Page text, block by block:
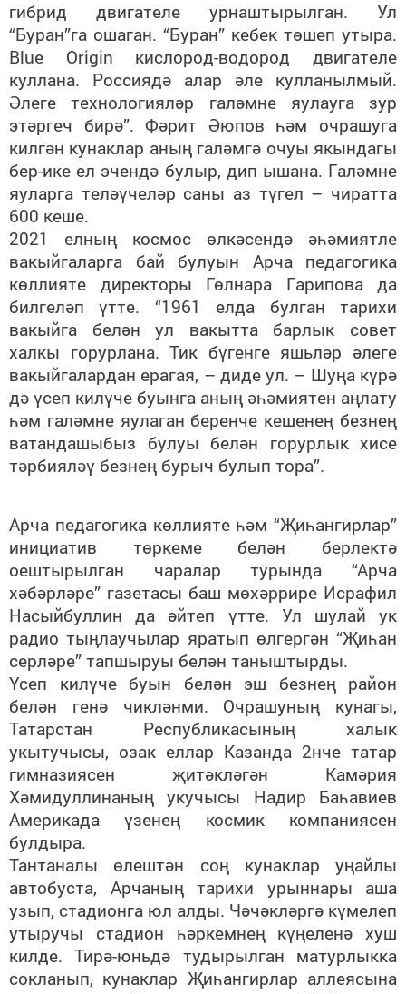
гибрид двигателе урнаштырылган. Ул
“Буран”га ошаган. “Буран” кебек төшеп утыра.
Blue Origin кислород-водород двигателе
куллана. Россиядә алар әле кулланылмый.
Әлеге технологияләр галәмне яулауга зур
этәргеч бирә”. Фәрит Әюпов һәм очрашуга
килгән кунаклар аның галәмгә очуы якындагы
бер-ике ел эчендә булыр, дип ышана. Галәмне
яуларга теләүчеләр саны аз түгел – чиратта
600 кеше.
2021 елның космос өлкәсендә әһәмиятле
вакыйгаларга бай булуын Арча педагогика
көллияте директоры Гөлнара Гарипова да
билгеләп үтте. “1961 елда булган тарихи
вакыйга белән ул вакытта барлык совет
халкы горурлана. Тик бүгенге яшьләр әлеге
вакыйгалардан ерагая, – диде ул. – Шуңа күрә
дә үсеп килүче буынга аның әһәмиятен аңлату
һәм галәмне яулаган беренче кешенең безнең
ватандашыбыз булуы белән горурлык хисе
тәрбияләү безнең бурыч булып тора”.
Арча педагогика көллияте һәм “Җиһангирлар”
инициатив төркеме белән берлектә
оештырылган чаралар турында “Арча
хәбәрләре” газетасы баш мөхәррире Исрафил
Насыйбуллин да әйтеп үтте. Ул шулай ук
радио тыңлаучылар яратып өлгергән “Җиһан
серләре” тапшыруы белән таныштырды.
Үсеп килүче буын белән эш безнең район
белән генә чикләнми. Очрашуның кунагы,
Татарстан Республикасының халык
укытучысы, озак еллар Казанда 2нче татар
гимназиясен җитәкләгән Камәрия
Хәмидуллинаның укучысы Надир Баһавиев
Америкада үзенең космик компаниясен
булдыра.
Тантаналы өлештән соң кунаклар уңайлы
автобуста, Арчаның тарихи урыннары аша
узып, стадионга юл алды. Чәчәкләргә күмелеп
утыручы стадион һәркемнең күңеленә хуш
килде. Тирә-юньдә тудырылган матурлыкка
сокланып, кунаклар Җиһангирлар аллеясына